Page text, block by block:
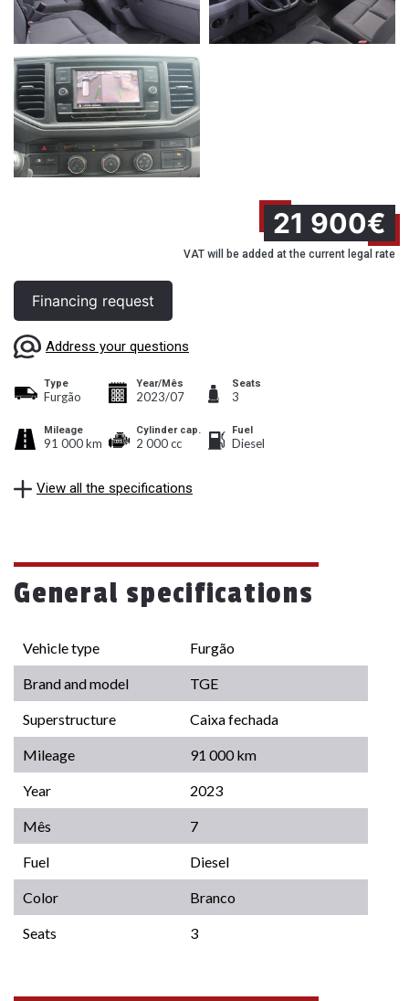
21 900€
VAT will be added at the current legal rate
Financing request
Address your questions
Type
Furgão
Mileage
91 000 km
Year/Mês
2023/07
Cylinder cap.
2 000 cc
Seats
3
Fuel
Diesel
View all the specifications
General specifications
Vehicle type Furgão
Brand and model TGE
Superstructure Caixa fechada
Mileage 91 000 km
Year 2023
Mês 7
Fuel Diesel
Color Branco
Seats 3